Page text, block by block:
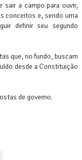
sair a campo para ouvir,
conceitos e, sendo uma
definir seu segundo
que, no fundo, buscam
desde a Constituição
de governo.